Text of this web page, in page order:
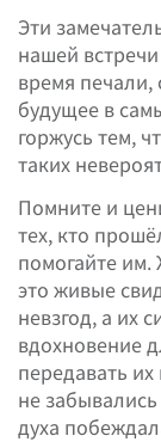
Эти
нашей
время печали,
будущее в
горжусь тем,
таких
Помните и
тех, кто
помогайте
это живые
невзгод, а их
вдохновение
передавать
не
духа